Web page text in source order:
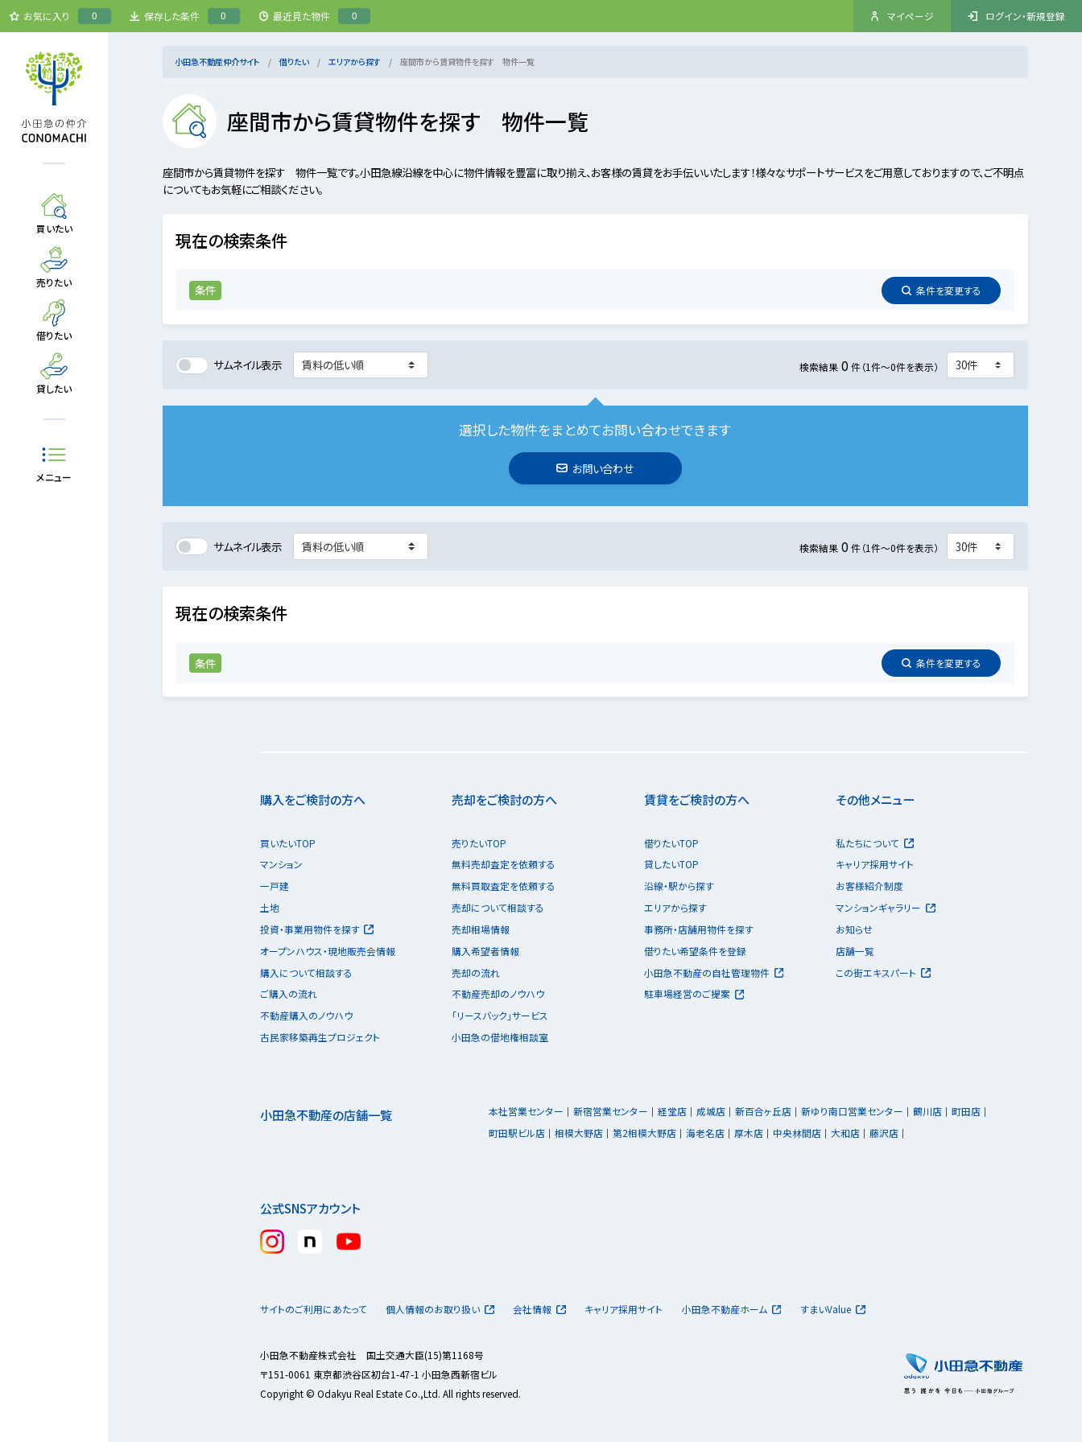
お気に入り 0 保存した条件 0 最近見た物件 0 マイページ ログイン・新規登録
買いたい
売りたい
借りたい
貸したい
メニュー
小田急不動産仲介サイト 借りたい エリアから探す 座間市から賃貸物件を探す 物件一覧
座間市から賃貸物件を探す 物件一覧
座間市から賃貸物件を探す 物件一覧です。小田急線沿線を中心に物件情報を豊富に取り揃え、お客様の賃貸をお手伝いいたします！様々なサポートサービスをご用意しておりますので、ご不明点
についてもお気軽にご相談ください。
現在の検索条件
条件 条件を変更する
サムネイル表示 検索結果 0 件（1件～0件を表示）
選択した物件をまとめてお問い合わせできます
お問い合わせ
サムネイル表示 検索結果 0 件（1件～0件を表示）
現在の検索条件
条件 条件を変更する
購入をご検討の方へ
買いたいTOP
マンション
一戸建
土地
投資・事業用物件を探す
オープンハウス・現地販売会情報
購入について相談する
ご購入の流れ
不動産購入のノウハウ
古民家移築再生プロジェクト
売却をご検討の方へ
売りたいTOP
無料売却査定を依頼する
無料買取査定を依頼する
売却について相談する
売却相場情報
購入希望者情報
売却の流れ
不動産売却のノウハウ
「リースバック」サービス
小田急の借地権相談室
賃貸をご検討の方へ
借りたいTOP
貸したいTOP
沿線・駅から探す
エリアから探す
事務所・店舗用物件を探す
借りたい希望条件を登録
小田急不動産の自社管理物件
駐車場経営のご提案
その他メニュー
私たちについて
キャリア採用サイト
お客様紹介制度
マンションギャラリー
お知らせ
店舗一覧
この街エキスパート
小田急不動産の店舗一覧 本社営業センター 新宿営業センター 経堂店 成城店 新百合ヶ丘店 新ゆり南口営業センター 鶴川店
町田店
町田駅ビル店
相模大野店 第2相模大野店 海老名店 厚木店 中央林間店 大和店 藤沢店
公式SNSアカウント
サイトのご利用にあたって 個人情報のお取り扱い 会社情報 キャリア採用サイト 小田急不動産ホーム すまいValue
小田急不動産株式会社 国土交通大臣(15)第1168号
〒151-0061 東京都渋谷区初台1-47-1 小田急西新宿ビル
Copyright © Odakyu Real Estate Co.,Ltd. All rights reserved.